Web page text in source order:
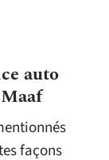
auto
façons